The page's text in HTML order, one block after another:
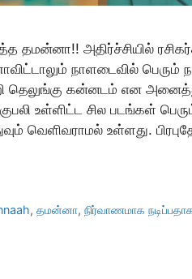
தமன்னா!! அதிர்ச்சியில்
நாளடைவில் பெரும்
தெலுங்கு கன்னடம் என
உள்ளிட்ட சில படங்கள்
வெளிவராமல் உள்ளது.
,தமன்னா,நிர்வாணமாக